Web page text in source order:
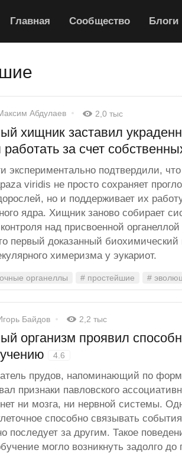
Главная Сообщество Блоги
Абдулаев 2,0 тыс
хищник заставил
за счет
экспериментально подтвердили,
viridis не просто сохраняет
но и поддерживает их
ядра. Хищник заново собирает
над присвоенной
первый доказанный биохимический
химеризма у эукариот.
органеллы # простейшие #
Байдов 2,2 тыс
организм проявил
4.6
прудов, напоминающий по
признаки павловского
ни мозга, ни нервной системы.
способно связывать
последует за другим. Такое
могло возникнуть задолго до